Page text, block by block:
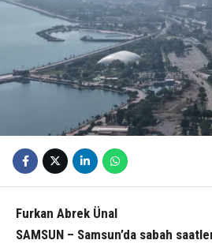
Furkan Abrek Ünal
SAMSUN – Samsun’da sabah